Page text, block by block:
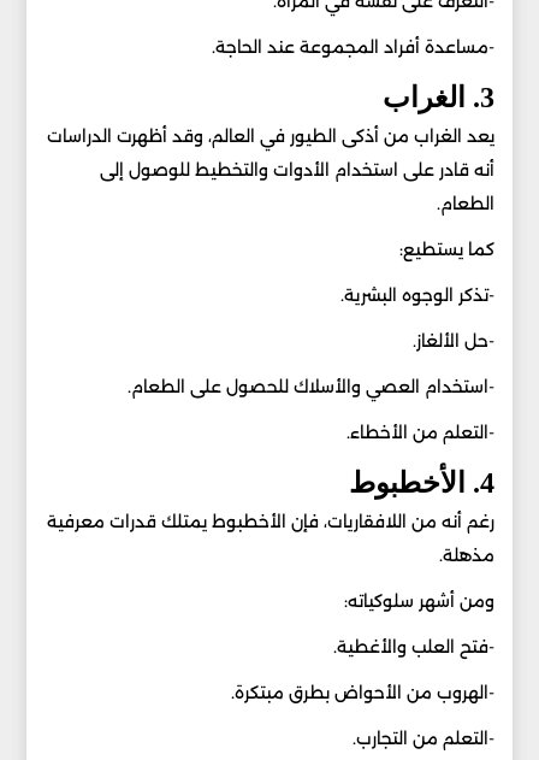
-مساعدة أفراد المجموعة عند الحاجة.
3. الغراب
يعد الغراب من أذكى الطيور في العالم، وقد أظهرت الدراسات
أنه قادر على استخدام الأدوات والتخطيط للوصول إلى
الطعام.
كما يستطيع:
-تذكر الوجوه البشرية.
-حل الألغاز.
-استخدام العصي والأسلاك للحصول على الطعام.
-التعلم من الأخطاء.
4. الأخطبوط
رغم أنه من اللافقاريات، فإن الأخطبوط يمتلك قدرات معرفية
مذهلة.
ومن أشهر سلوكياته:
-فتح العلب والأغطية.
-الهروب من الأحواض بطرق مبتكرة.
-التعلم من التجارب.